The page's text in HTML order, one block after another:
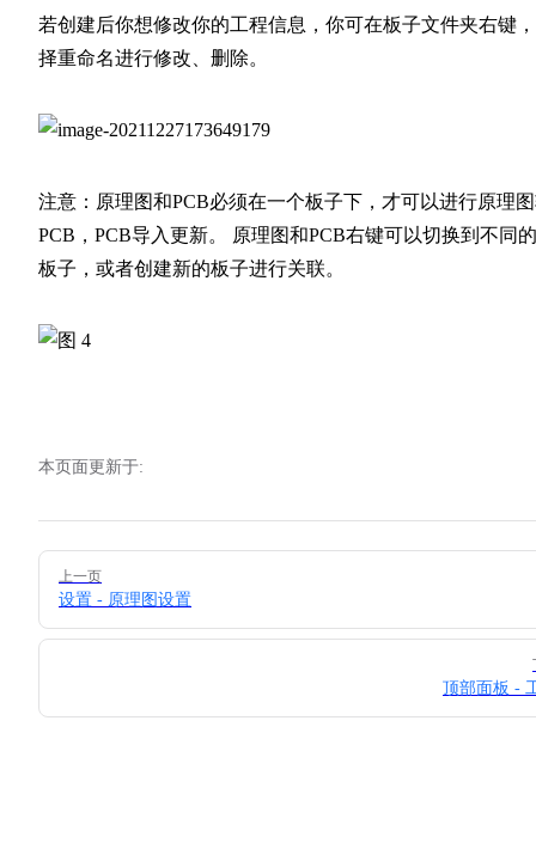
若创建后你想修改你的工程信息，你可在板子文件夹右键
择重命名进行修改、删除。
注意：原理图和PCB必须在一个板子下，才可以进行原理
PCB，PCB导入更新。 原理图和PCB右键可以切换到不同的
板子，或者创建新的板子进行关联。
本页面更新于:
Pager
上一页
设置 - 原理图设置
顶部面板 -